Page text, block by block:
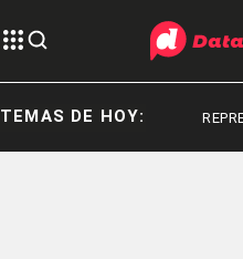
TEMAS DE HOY: